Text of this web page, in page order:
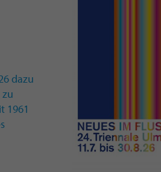
dazu
1961